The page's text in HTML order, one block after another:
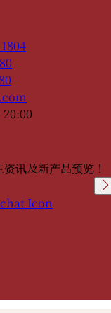
20:00
讯及新产品预览！
this field